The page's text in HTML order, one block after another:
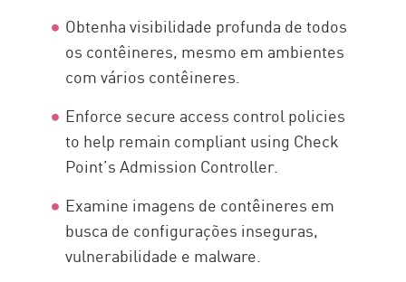
Obtenha visibilidade profunda de todos
os contêineres, mesmo em ambientes
com vários contêineres.
Enforce secure access control policies
to help remain compliant using Check
Point’s Admission Controller.
Examine imagens de contêineres em
busca de configurações inseguras,
vulnerabilidade e malware.